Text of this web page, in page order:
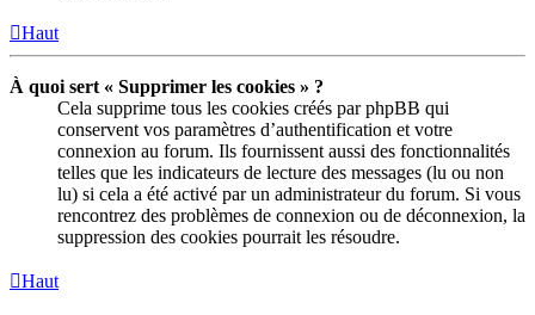
Haut
À quoi sert « Supprimer les cookies » ?
Cela supprime tous les cookies créés par phpBB qui
conservent vos paramètres d’authentification et votre
connexion au forum. Ils fournissent aussi des fonctionnalités
telles que les indicateurs de lecture des messages (lu ou non
lu) si cela a été activé par un administrateur du forum. Si vous
rencontrez des problèmes de connexion ou de déconnexion, la
suppression des cookies pourrait les résoudre.
Haut